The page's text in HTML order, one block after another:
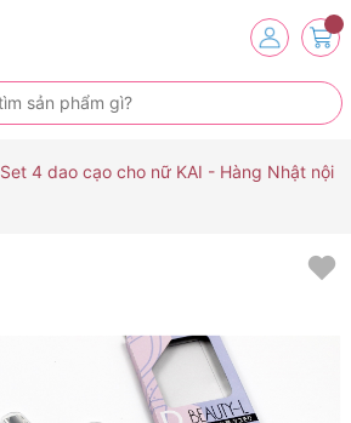
Set 4 dao cạo cho nữ KAI - Hàng Nhật nội